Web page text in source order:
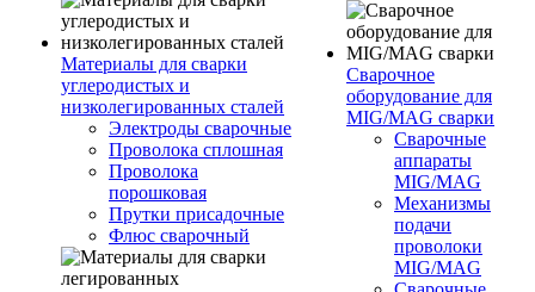
Материалы для сварки
углеродистых и
низколегированных сталей
Электроды сварочные
Проволока сплошная
Проволока
порошковая
Прутки присадочные
Флюс сварочный
Сварочное
оборудование для
MIG/MAG сварки
Сварочные
аппараты
MIG/MAG
Механизмы
подачи
проволоки
MIG/MAG